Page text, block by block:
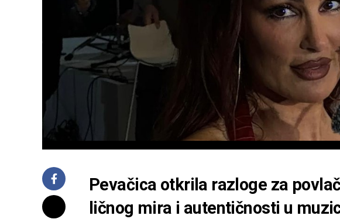
Pevačica otkrila razloge za
ličnog mira i autentičnosti u